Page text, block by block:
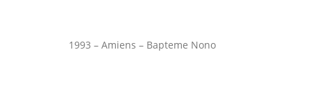
1993 – Amiens – Bapteme Nono